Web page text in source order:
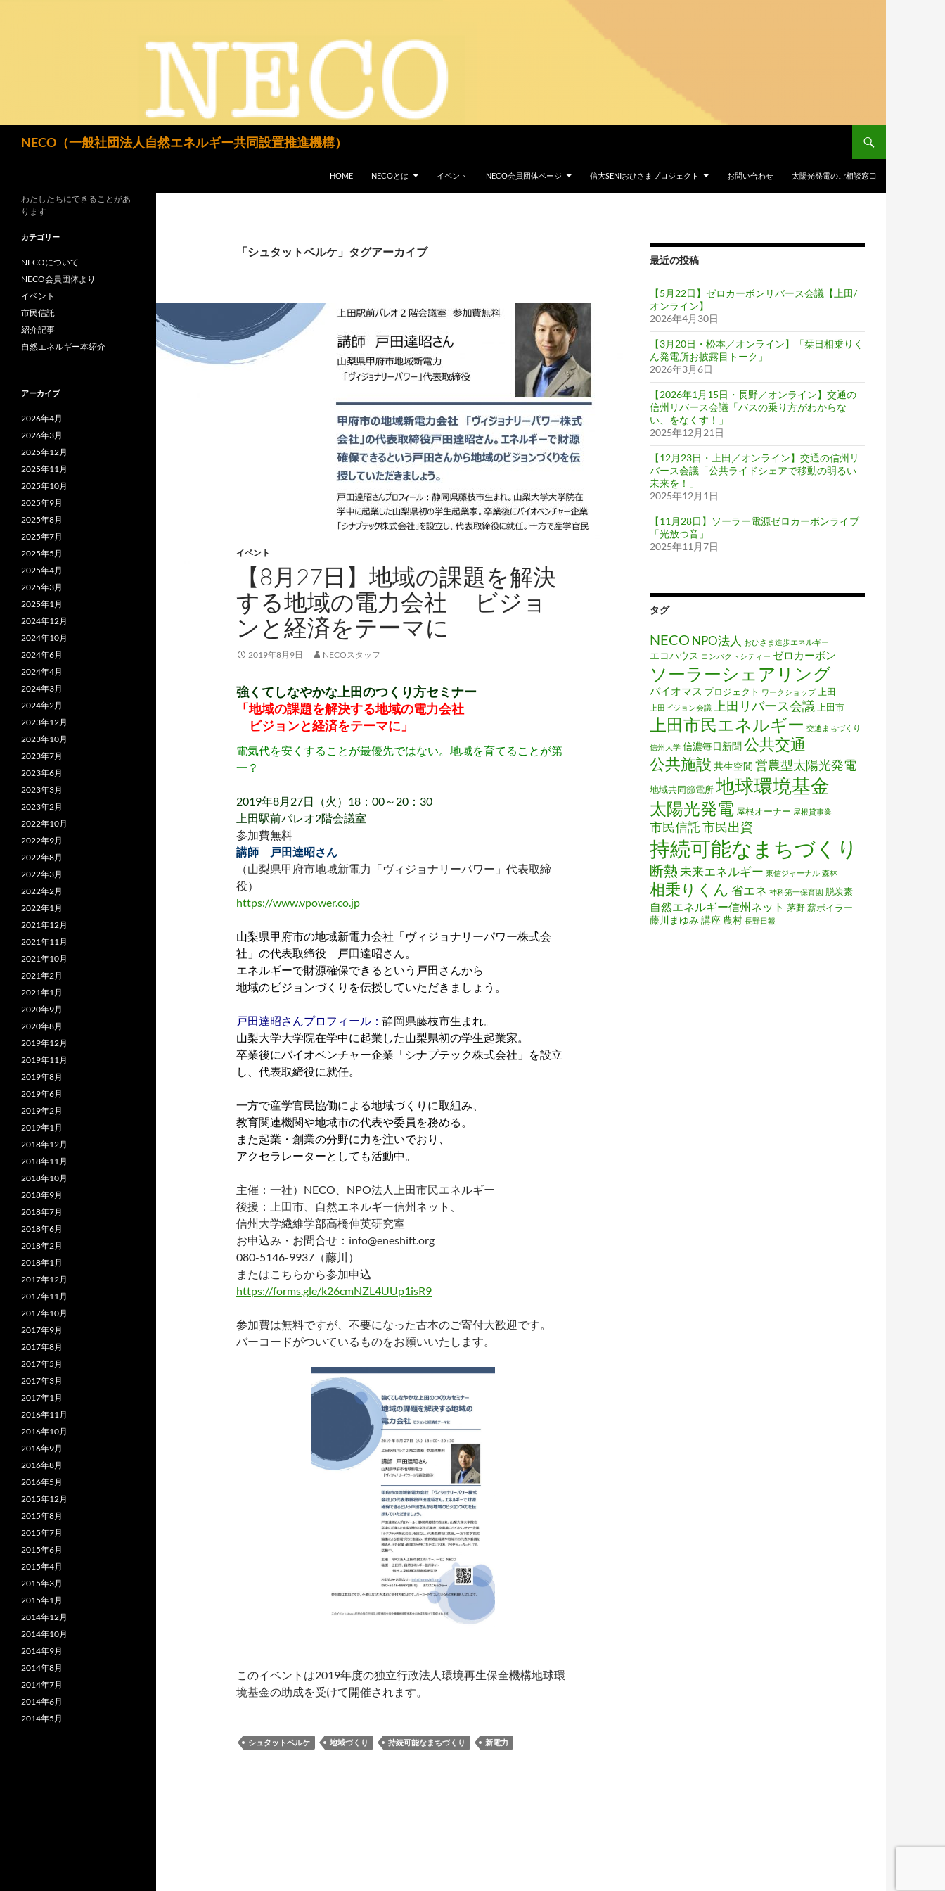
NECO（一般社団法人自然エネルギー共同設置推進機構）
HOME
NECOとは イベント NECO会員団体ページ 信大SENIおひさまプロジェクト お問い合わせ 太陽光発電のご相談窓口
「シュタットベルケ」タグアーカイブ
イベント
【8月27日】地域の課題を解決
する地域の電力会社 ビジョ
ンと経済をテーマに
2019年8月9日 NECOスタッフ
強くてしなやかな上田のつくり方セミナー
「地域の課題を解決する地域の電力会社
ビジョンと経済をテーマに」
電気代を安くすることが最優先ではない。地域を育てることが第
一？
2019年8月27日（火）18：00～20：30
上田駅前パレオ2階会議室
参加費無料
講師 戸田達昭さん
（山梨県甲府市地域新電力「ヴィジョナリーパワー」代表取締
役）
https://www.vpower.co.jp
山梨県甲府市の地域新電力会社「ヴィジョナリーパワー株式会
社」の代表取締役 戸田達昭さん。
エネルギーで財源確保できるという戸田さんから
地域のビジョンづくりを伝授していただきましょう。
戸田達昭さんプロフィール： 静岡県藤枝市生まれ。
山梨大学大学院在学中に起業した山梨県初の学生起業家。
卒業後にバイオベンチャー企業「シナプテック株式会社」を設立
し、代表取締役に就任。
一方で産学官民協働による地域づくりに取組み、
教育関連機関や地域市の代表や委員を務める。
また起業・創業の分野に力を注いでおり、
アクセラレーターとしても活動中。
主催：一社）NECO、NPO法人上田市民エネルギー
後援：上田市、自然エネルギー信州ネット、
信州大学繊維学部高橋伸英研究室
お申込み・お問合せ：info@eneshift.org
080-5146-9937（藤川）
またはこちらから参加申込
https://forms.gle/k26cmNZL4UUp1isR9
参加費は無料ですが、不要になった古本のご寄付大歓迎です。
バーコードがついているものをお願いいたします。
このイベントは2019年度の独立行政法人環境再生保全機構地球環
境基金の助成を受けて開催されます。
シュタットベルケ 地域づくり 持続可能なまちづくり 新電力
最近の投稿
【5月22日】ゼロカーボンリバース会議【上田/
オンライン】
2026年4月30日
【3月20日・松本／オンライン】「栞日相乗りく
ん発電所お披露目トーク」
2026年3月6日
【2026年1月15日・長野／オンライン】交通の
信州リバース会議「バスの乗り方がわからな
い、をなくす！」
2025年12月21日
【12月23日・上田／オンライン】交通の信州リ
バース会議「公共ライドシェアで移動の明るい
未来を！」
2025年12月1日
【11月28日】ソーラー電源ゼロカーボンライブ
「光放つ音」
2025年11月7日
タグ
NECO NPO法人 おひさま進歩エネルギー
エコハウス コンパクトシティー ゼロカーボン
ソーラーシェアリング
バイオマス プロジェクト ワークショップ 上田
上田ビジョン会議 上田リバース会議 上田市
上田市民エネルギー 交通まちづくり
信州大学 信濃毎日新聞公共交通
公共施設 共生空間 営農型太陽光発電
地域共同節電所 地球環境基金
太陽光発電 屋根オーナー 屋根貸事業
市民信託市民出資
持続可能なまちづくり
断熱 未来エネルギー 東信ジャーナル 森林
相乗りくん 省エネ 神科第一保育園 脱炭素
自然エネルギー信州ネット 茅野 薪ボイラー
藤川まゆみ 講座 農村 長野日報
わたしたちにできることがあ
ります
カテゴリー
NECOについて
NECO会員団体より
イベント
市民信託
紹介記事
自然エネルギー本紹介
アーカイブ
2026年4月
2026年3月
2025年12月
2025年11月
2025年10月
2025年9月
2025年8月
2025年7月
2025年5月
2025年4月
2025年3月
2025年1月
2024年12月
2024年10月
2024年6月
2024年4月
2024年3月
2024年2月
2023年12月
2023年10月
2023年7月
2023年6月
2023年3月
2023年2月
2022年10月
2022年9月
2022年8月
2022年3月
2022年2月
2022年1月
2021年12月
2021年11月
2021年10月
2021年2月
2021年1月
2020年9月
2020年8月
2019年12月
2019年11月
2019年8月
2019年6月
2019年2月
2019年1月
2018年12月
2018年11月
2018年10月
2018年9月
2018年7月
2018年6月
2018年2月
2018年1月
2017年12月
2017年11月
2017年10月
2017年9月
2017年8月
2017年5月
2017年3月
2017年1月
2016年11月
2016年10月
2016年9月
2016年8月
2016年5月
2015年12月
2015年8月
2015年7月
2015年6月
2015年4月
2015年3月
2015年1月
2014年12月
2014年10月
2014年9月
2014年8月
2014年7月
2014年6月
2014年5月